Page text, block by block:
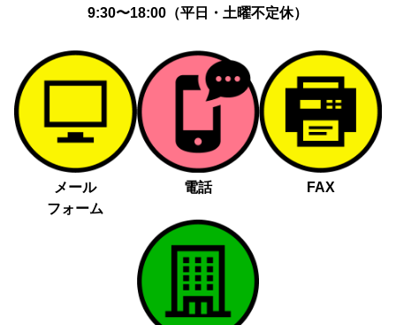
9:30〜18:00（平日・土曜不定休）
メール
フォーム
電話 FAX